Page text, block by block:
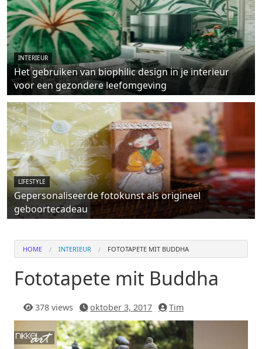
INTERIEUR
Het gebruiken van biophilic design in je interieur
voor een gezondere leefomgeving
LIFESTYLE
Gepersonaliseerde fotokunst als origineel
geboortecadeau
HOME INTERIEUR FOTOTAPETE MIT BUDDHA
Fototapete mit Buddha
378 views oktober 3, 2017 Tim